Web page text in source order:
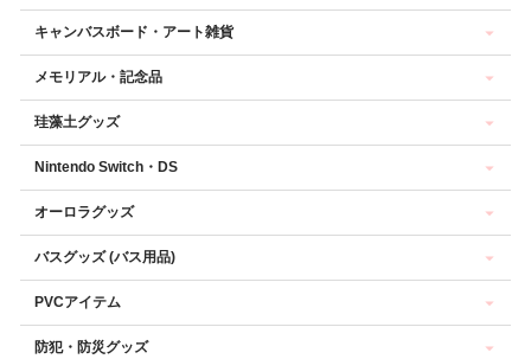
キャンバスボード・アート雑貨
メモリアル・記念品
珪藻土グッズ
Nintendo Switch・DS
オーロラグッズ
バスグッズ (バス用品)
PVCアイテム
防犯・防災グッズ